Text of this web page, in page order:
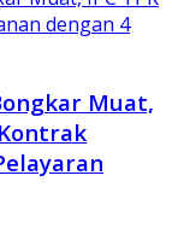
Muat,